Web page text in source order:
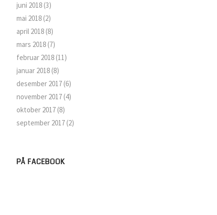
juni 2018(3)
mai 2018(2)
april 2018(8)
mars 2018(7)
februar 2018(11)
januar 2018(8)
desember 2017(6)
november 2017(4)
oktober 2017(8)
september 2017(2)
PÅ FACEBOOK